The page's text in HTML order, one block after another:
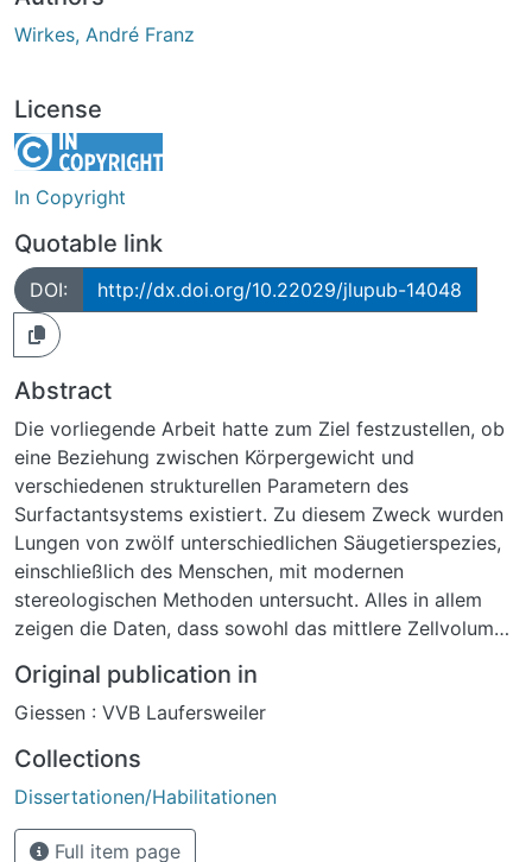
Wirkes, André Franz
License
In Copyright
Quotable link
DOI: http://dx.doi.org/10.22029/jlupub-14048
Abstract
Die vorliegende Arbeit hatte zum Ziel festzustellen, ob
eine Beziehung zwischen Körpergewicht und
verschiedenen strukturellen Parametern des
Surfactantsystems existiert. Zu diesem Zweck wurden
Lungen von zwölf unterschiedlichen Säugetierspezies,
einschließlich des Menschen, mit modernen
stereologischen Methoden untersucht. Alles in allem
zeigen die Daten, dass sowohl das mittlere Zellvolumen
Zusammensetzung unabhängig vom Körpergewicht zu
sein scheinen, obwohl einige Speziesunterschiede
Etruskerspitzmaus mit ihren im Vergleich zu anderen
Säugetieren wesentlich größeren AE2-Zellen hervor.
Anpassungen des intrazellulären
Surfactantvorkommens werden dadurch erreicht, dass
Original publication in
Giessen : VVB Laufersweiler
Collections
Dissertationen/Habilitationen
Full item page